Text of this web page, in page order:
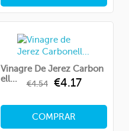
Vinagre De Jerez Carbon
Ell...
Regular
€4.54 Price
€4.17
COMPRAR